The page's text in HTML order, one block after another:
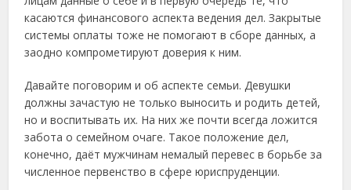
касаются финансового аспекта ведения дел. Закрытые
системы оплаты тоже не помогают в сборе данных, а
заодно компрометируют доверия к ним.
Давайте поговорим и об аспекте семьи. Девушки
должны зачастую не только выносить и родить детей,
но и воспитывать их. На них же почти всегда ложится
забота о семейном очаге. Такое положение дел,
конечно, даёт мужчинам немалый перевес в борьбе за
численное первенство в сфере юриспруденции.